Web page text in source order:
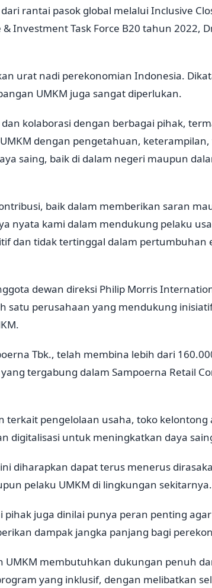
rantai pasok global melalui Inclusive
Investment Task Force B20 tahun 2022,
urat nadi perekonomian Indonesia.
UMKM juga sangat diperlukan.
kolaborasi dengan berbagai pihak,
dengan pengetahuan,
saing, baik di dalam negeri maupun
baik dalam memberikan saran
nyata kami dalam mendukung pelaku
dan tidak tertinggal dalam pertumbuhan
dewan direksi Philip Morris
satu perusahaan yang mendukung
Tbk., telah membina lebih dari
tergabung dalam Sampoerna Retail
terkait pengelolaan usaha, toko kelontong
digitalisasi untuk meningkatkan daya
diharapkan dapat terus menerus
pelaku UMKM di lingkungan sekitarnya.
pihak juga dinilai punya peran penting
dampak jangka panjang bagi
UMKM membutuhkan dukungan penuh
yang inklusif, dengan melibatkan